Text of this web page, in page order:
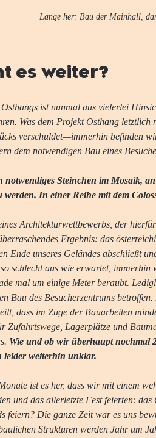
Lange her: Bau der Mainhall,
es weiter?
ist nunmal aus vielerlei
Was dem Projekt Osthang
verschuldet—immerhin befinden
dem notwendigen Bau eines
notwendiges Steinchen im Mosaik,
werden. In einer Reihe mit dem
Architekturwettbewerbs, der
Ergebnis: das
Ende unseres Geländes abschließt
schlecht aus wie erwartet,
mal um einige Meter beraubt.
Bau des Besucherzentrums
dass im Zuge der Bauarbeiten
Zufahrtswege, Lagerplätze und
Wie und ob wir überhaupt nochmal
leider weiterhin unklar.
ist es her, dass wir mit einem
und das allerletzte Fest feierten:
feiern? Die ganze Zeit war es uns
Strukturen werden Jahr um